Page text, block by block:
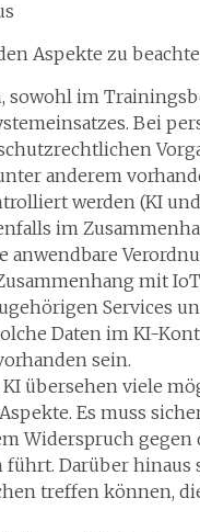
Aspekte zu
sowohl im
Bei
anderem
werden (KI
im
anwendbare
mit
Services
Daten im KI-
sein.
übersehen viele
Es muss
Widerspruch gegen
Darüber hinaus
treffen können,